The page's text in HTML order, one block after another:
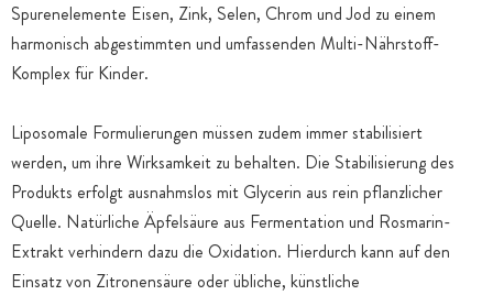
Spurenelemente Eisen, Zink, Selen, Chrom und Jod zu einem
harmonisch abgestimmten und umfassenden Multi-Nährstoff-
Komplex für Kinder.
Liposomale Formulierungen müssen zudem immer stabilisiert
werden, um ihre Wirksamkeit zu behalten. Die Stabilisierung des
Produkts erfolgt ausnahmslos mit Glycerin aus rein pflanzlicher
Quelle. Natürliche Äpfelsäure aus Fermentation und Rosmarin-
Extrakt verhindern dazu die Oxidation. Hierdurch kann auf den
Einsatz von Zitronensäure oder übliche, künstliche